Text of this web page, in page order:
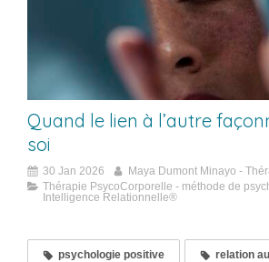
Quand le lien à l’autre
soi
30 Jan 2026
Maya Dumont Minayo -
Thérapie PsycoCorporelle - méthode de
Intelligence Relationnelle®
psychologie positive relation